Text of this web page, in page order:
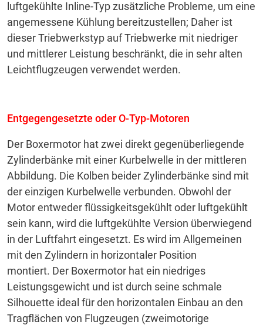
luftgekühlte Inline-Typ zusätzliche Probleme, um eine
angemessene Kühlung bereitzustellen; Daher ist
dieser Triebwerkstyp auf Triebwerke mit niedriger
und mittlerer Leistung beschränkt, die in sehr alten
Leichtflugzeugen verwendet werden.
Entgegengesetzte oder O-Typ-Motoren
Der Boxermotor hat zwei direkt gegenüberliegende
Zylinderbänke mit einer Kurbelwelle in der mittleren
Abbildung. Die Kolben beider Zylinderbänke sind mit
der einzigen Kurbelwelle verbunden. Obwohl der
Motor entweder flüssigkeitsgekühlt oder luftgekühlt
sein kann, wird die luftgekühlte Version überwiegend
in der Luftfahrt eingesetzt. Es wird im Allgemeinen
mit den Zylindern in horizontaler Position
montiert. Der Boxermotor hat ein niedriges
Leistungsgewicht und ist durch seine schmale
Silhouette ideal für den horizontalen Einbau an den
Tragflächen von Flugzeugen (zweimotorige